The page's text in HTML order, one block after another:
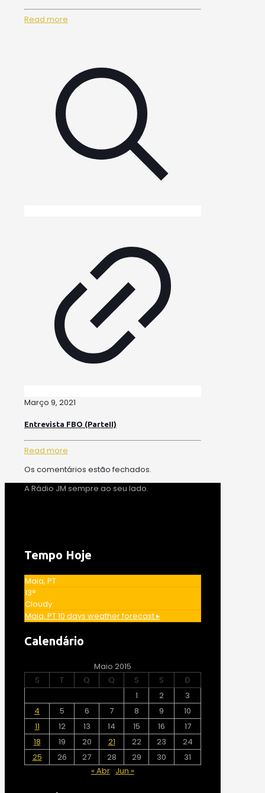
Read more
Março 9, 2021
Entrevista FBO (ParteII)
Read more
Os comentários estão fechados.
A Rádio JM sempre ao seu lado.
Tempo Hoje
Maia, PT
13°
Cloudy
Maia, PT10 days weather forecast ▸
Calendário
Maio 2015
S
T Q Q S S
D
1
2
3
4
5 6 7 8 9
10
11
12 13 14 15 16
17
18
19 20 21 22 23
24
25
26 27 28 29 30
31
« Abr Jun »